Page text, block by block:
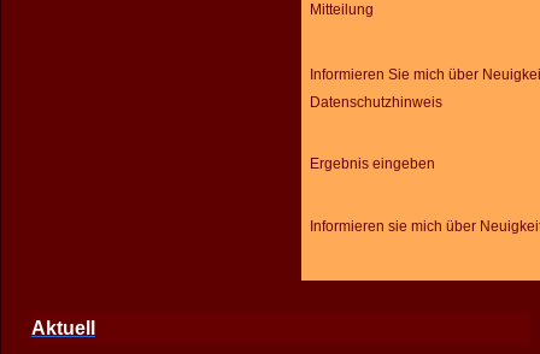
Mitteilung
Informieren Sie mich über
Datenschutzhinweis
Ergebnis eingeben
Informieren sie mich über
Aktuell